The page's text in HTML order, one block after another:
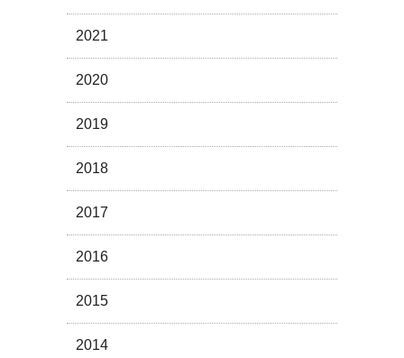
2021
2020
2019
2018
2017
2016
2015
2014